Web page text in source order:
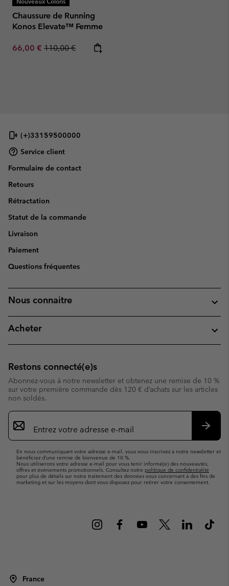
Chaussure de Running
Konos Elevate™ Femme
Sale price:
66,00 € Regular price:
110,00 €
(+)33159500000
Service client
Formulaire de contact
Retours
Rétractation
Statut de la commande
Livraison
Paiement
Questions fréquentes
Nous connaitre
Acheter
Restons connecté(e)s
Abonnez-vous à notre newsletter et obtenez une remise de 10 %
sur votre première commande dès 120 € d’achats sur les articles
non soldés.
Inscription
par
e-
En nous communiquant votre adresse e-mail, vous vous inscrivez à notre newsletter et
bénéficiez d’une remise de bienvenue de 10 %.
Nous utiliserons votre adresse e-mail pour vous tenir informé(e) des nouveautés,
offres et événements promotionnels. Consultez notre politique de confidentialité
pour plus de détails sur notre traitement des données vous concernant à des fins de
marketing et sur les moyens dont vous disposez pour retirer votre consentement.
France